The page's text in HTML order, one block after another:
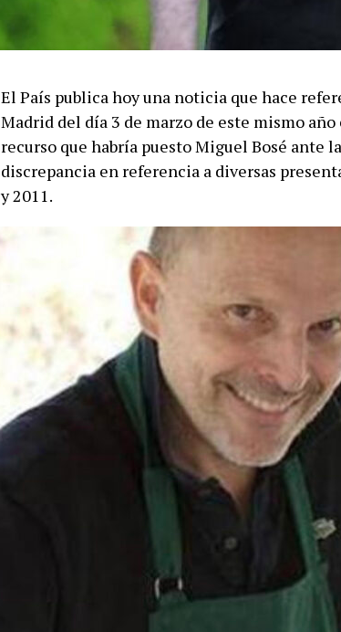
El País publica hoy una noticia que hace
Madrid del día 3 de marzo de este mismo
recurso que habría puesto Miguel Bosé ante
discrepancia en referencia a diversas
y 2011.